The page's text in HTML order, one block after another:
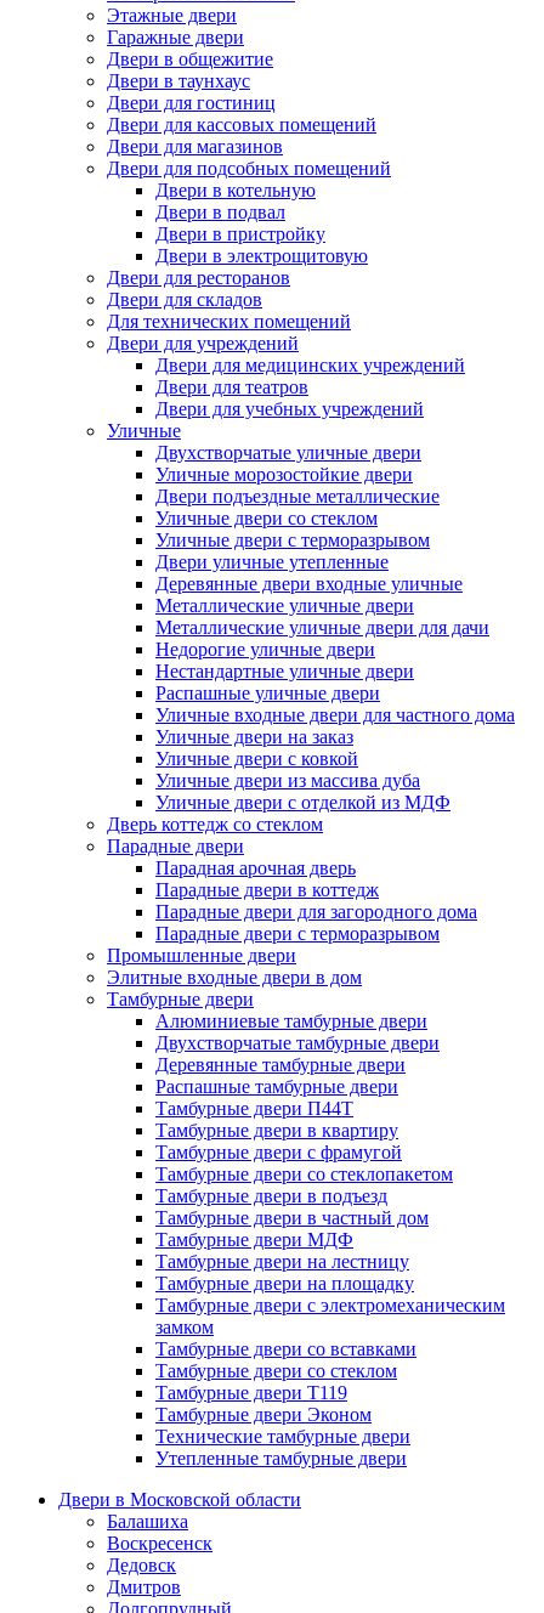
Этажные двери
Гаражные двери
Двери в общежитие
Двери в таунхаус
Двери для гостиниц
Двери для кассовых помещений
Двери для магазинов
Двери для подсобных помещений
Двери в котельную
Двери в подвал
Двери в пристройку
Двери в электрощитовую
Двери для ресторанов
Двери для складов
Для технических помещений
Двери для учреждений
Двери для медицинских учреждений
Двери для театров
Двери для учебных учреждений
Уличные
Двухстворчатые уличные двери
Уличные морозостойкие двери
Двери подъездные металлические
Уличные двери со стеклом
Уличные двери с терморазрывом
Двери уличные утепленные
Деревянные двери входные уличные
Металлические уличные двери
Металлические уличные двери для дачи
Недорогие уличные двери
Нестандартные уличные двери
Распашные уличные двери
Уличные входные двери для частного дома
Уличные двери на заказ
Уличные двери с ковкой
Уличные двери из массива дуба
Уличные двери с отделкой из МДФ
Дверь коттедж со стеклом
Парадные двери
Парадная арочная дверь
Парадные двери в коттедж
Парадные двери для загородного дома
Парадные двери с терморазрывом
Промышленные двери
Элитные входные двери в дом
Тамбурные двери
Алюминиевые тамбурные двери
Двухстворчатые тамбурные двери
Деревянные тамбурные двери
Распашные тамбурные двери
Тамбурные двери П44Т
Тамбурные двери в квартиру
Тамбурные двери с фрамугой
Тамбурные двери со стеклопакетом
Тамбурные двери в подъезд
Тамбурные двери в частный дом
Тамбурные двери МДФ
Тамбурные двери на лестницу
Тамбурные двери на площадку
Тамбурные двери с электромеханическим
замком
Тамбурные двери со вставками
Тамбурные двери со стеклом
Тамбурные двери Т119
Тамбурные двери Эконом
Технические тамбурные двери
Утепленные тамбурные двери
Двери в Московской области
Балашиха
Воскресенск
Дедовск
Дмитров
Долгопрудный